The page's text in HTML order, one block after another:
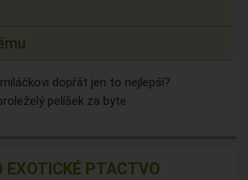
dopřát jen to nejlepší?
pelíšek za byte
EXOTICKÉ PTACTVO